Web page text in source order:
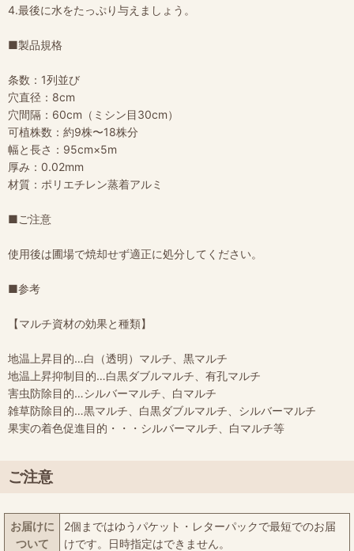
4.最後に水をたっぷり与えましょう。
■製品規格
条数：1列並び
穴直径：8cm
穴間隔：60cm（ミシン目30cm）
可植株数：約9株〜18株分
幅と長さ：95cm×5m
厚み：0.02mm
材質：ポリエチレン蒸着アルミ
■ご注意
使用後は圃場で焼却せず適正に処分してください。
■参考
【マルチ資材の効果と種類】
地温上昇目的…白（透明）マルチ、黒マルチ
地温上昇抑制目的…白黒ダブルマルチ、有孔マルチ
害虫防除目的…シルバーマルチ、白マルチ
雑草防除目的…黒マルチ、白黒ダブルマルチ、シルバーマルチ
果実の着色促進目的・・・シルバーマルチ、白マルチ等
ご注意
お届けに
ついて
2個まではゆうパケット・レターパックで最短でのお届
けです。日時指定はできません。